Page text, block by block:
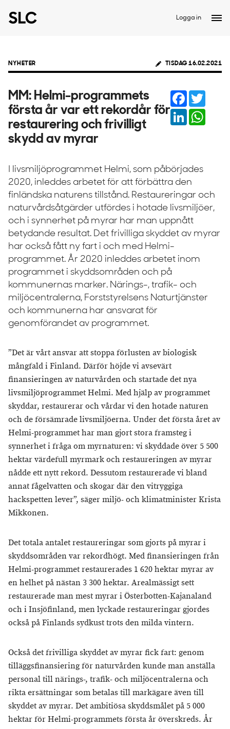
Logga in
NYHETER TISDAG 16.02.2021
MM: Helmi-programmets
första år var ett rekordår för
restaurering och frivilligt
skydd av myrar
Facebook
LinkedIn
I livsmiljöprogrammet Helmi, som påbörjades
2020, inleddes arbetet för att förbättra den
finländska naturens tillstånd. Restaureringar och
naturvårdsåtgärder utfördes i hotade livsmiljöer,
och i synnerhet på myrar har man uppnått
betydande resultat. Det frivilliga skyddet av myrar
har också fått ny fart i och med Helmi-
programmet. År 2020 inleddes arbetet inom
programmet i skyddsområden och på
kommunernas marker. Närings-, trafik- och
miljöcentralerna, Forststyrelsens Naturtjänster
och kommunerna har ansvarat för
genomförandet av programmet.
”Det är vårt ansvar att stoppa förlusten av biologisk
mångfald i Finland. Därför höjde vi avsevärt
finansieringen av naturvården och startade det nya
livsmiljöprogrammet Helmi. Med hjälp av programmet
skyddar, restaurerar och vårdar vi den hotade naturen
och de försämrade livsmiljöerna. Under det första året av
Helmi-programmet har man gjort stora framsteg i
synnerhet i fråga om myrnaturen: vi skyddade över 5 500
hektar värdefull myrmark och restaureringen av myrar
nådde ett nytt rekord. Dessutom restaurerade vi bland
annat fågelvatten och skogar där den vitryggiga
hackspetten lever”, säger miljö- och klimatminister Krista
Mikkonen.
Det totala antalet restaureringar som gjorts på myrar i
skyddsområden var rekordhögt. Med finansieringen från
Helmi-programmet restaurerades 1 620 hektar myrar av
en helhet på nästan 3 300 hektar. Arealmässigt sett
restaurerade man mest myrar i Österbotten-Kajanaland
och i Insjöfinland, men lyckade restaureringar gjordes
också på Finlands sydkust trots den milda vintern.
Också det frivilliga skyddet av myrar fick fart: genom
tilläggsfinansiering för naturvården kunde man anställa
personal till närings-, trafik- och miljöcentralerna och
rikta ersättningar som betalas till markägare även till
skyddet av myrar. Det ambitiösa skyddsmålet på 5 000
hektar för Helmi-programmets första år överskreds. År